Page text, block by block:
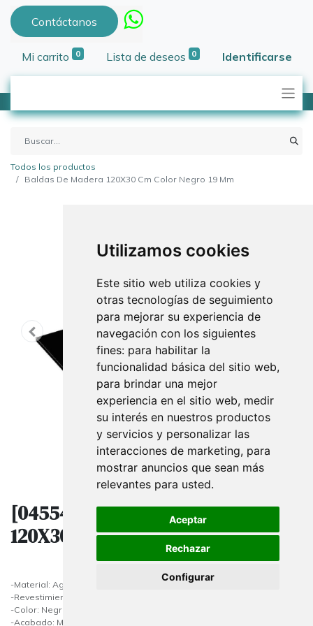
Utilizamos cookies
Este sitio web utiliza cookies y
otras tecnologías de seguimiento
para mejorar su experiencia de
navegación con los siguientes
fines: para habilitar la
funcionalidad básica del sitio web,
para brindar una mejor
experiencia en el sitio web, medir
su interés en nuestros productos
y servicios y personalizar las
interacciones de marketing, para
mostrar anuncios que sean más
relevantes para usted.
Aceptar
Rechazar
Configurar
Contáctanos
Mi carrito 0 Lista de deseos 0 Identificarse
Todos los productos
Baldas De Madera 120X30 Cm Color Negro 19 Mm
[045545] Baldas De Madera
120X30 Cm Color Negro 19 Mm
-Material: Aglomerado
-Revestimiento: Melamina
-Color: Negro
-Acabado: Mate